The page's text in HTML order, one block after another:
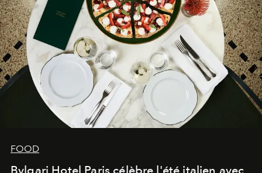
FOOD
Bvlgari Hotel Paris célèbre l'été italien avec